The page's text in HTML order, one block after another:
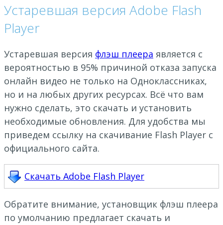
Устаревшая версия Adobe Flash
Player
Устаревшая версия флэш плеера является с
вероятностью в 95% причиной отказа запуска
онлайн видео не только на Одноклассниках,
но и на любых других ресурсах. Всё что вам
нужно сделать, это скачать и установить
необходимые обновления. Для удобства мы
приведем ссылку на скачивание Flash Player с
официального сайта.
Скачать Adobe Flash Player
Обратите внимание, установщик флэш плеера
по умолчанию предлагает скачать и